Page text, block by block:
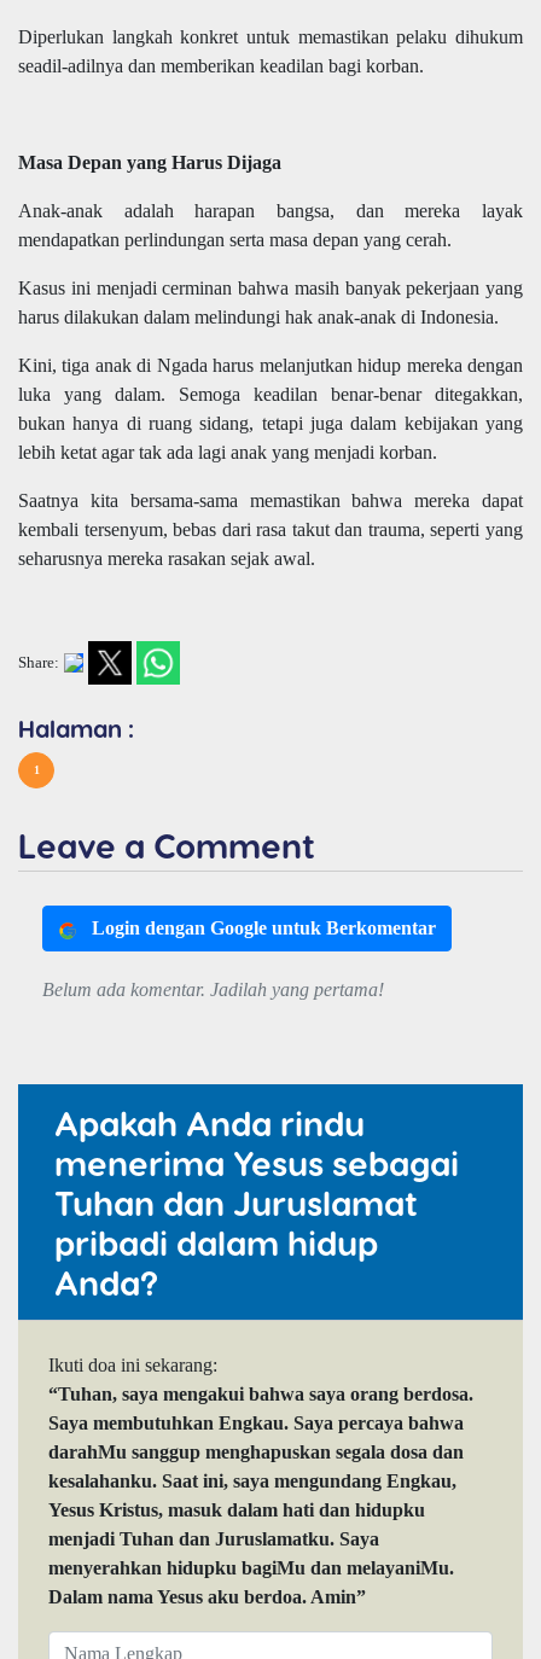
Diperlukan langkah konkret untuk memastikan pelaku dihukum
seadil-adilnya dan memberikan keadilan bagi korban.
Masa Depan yang Harus Dijaga
Anak-anak adalah harapan bangsa, dan mereka layak
mendapatkan perlindungan serta masa depan yang cerah.
Kasus ini menjadi cerminan bahwa masih banyak pekerjaan yang
harus dilakukan dalam melindungi hak anak-anak di Indonesia.
Kini, tiga anak di Ngada harus melanjutkan hidup mereka dengan
luka yang dalam. Semoga keadilan benar-benar ditegakkan,
bukan hanya di ruang sidang, tetapi juga dalam kebijakan yang
lebih ketat agar tak ada lagi anak yang menjadi korban.
Saatnya kita bersama-sama memastikan bahwa mereka dapat
kembali tersenyum, bebas dari rasa takut dan trauma, seperti yang
seharusnya mereka rasakan sejak awal.
Share:
Halaman :
1
Leave a Comment
Login dengan Google untuk Berkomentar
Belum ada komentar. Jadilah yang pertama!
Apakah Anda rindu
menerima Yesus sebagai
Tuhan dan Juruslamat
pribadi dalam hidup
Anda?
Ikuti doa ini sekarang:
“Tuhan, saya mengakui bahwa saya orang berdosa.
Saya membutuhkan Engkau. Saya percaya bahwa
darahMu sanggup menghapuskan segala dosa dan
kesalahanku. Saat ini, saya mengundang Engkau,
Yesus Kristus, masuk dalam hati dan hidupku
menjadi Tuhan dan Juruslamatku. Saya
menyerahkan hidupku bagiMu dan melayaniMu.
Dalam nama Yesus aku berdoa. Amin”